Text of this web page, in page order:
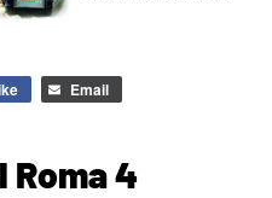
Email
Roma 4